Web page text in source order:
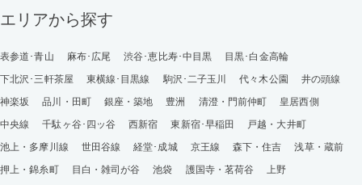
エリアから探す
表参道･青山 麻布･広尾 渋谷･恵比寿･中目黒
目黒･白金高輪
下北沢･三軒茶屋
東横線･目黒線 駒沢･二子玉川 代々木公園
井の頭線
神楽坂
品川・田町 銀座・築地 豊洲 清澄・門前仲町
皇居西側
中央線
千駄ヶ谷･四ッ谷 西新宿 東新宿･早稲田
戸越・大井町
池上・多摩川線
世田谷線 経堂･成城 京王線 森下・住吉
浅草・蔵前
押上・錦糸町
目白・雑司が谷 池袋 護国寺・茗荷谷
上野